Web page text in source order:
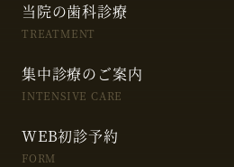
当院の歯科診療
TREATMENT
集中診療のご案内
INTENSIVE CARE
WEB初診予約
FORM